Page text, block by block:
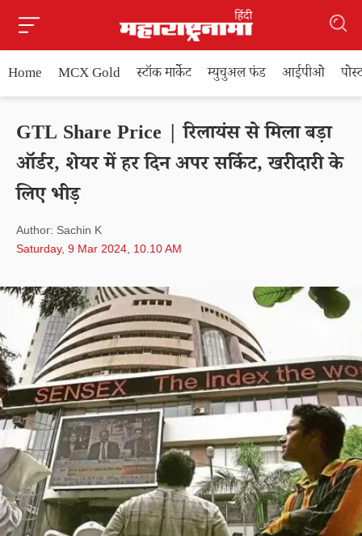
Home MCX Gold स्टॉक मार्केट म्युचुअल फंड आईपीओ
GTL Share Price | रिलायंस से मिला बड़ा
ऑर्डर, शेयर में हर दिन अपर सर्किट, खरीदारी के
लिए भीड़
Author: Sachin K
Saturday, 9 Mar 2024, 10.10 AM